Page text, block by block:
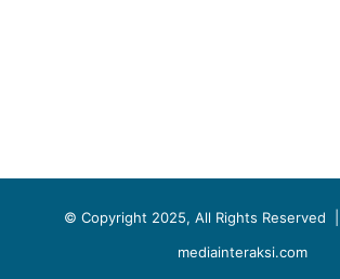
© Copyright 2025, All Rights Reserved |
mediainteraksi.com